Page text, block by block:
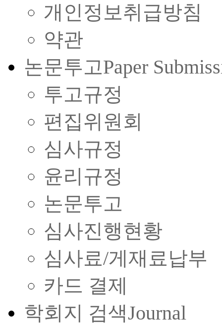
개인정보취급방침
약관
논문투고Paper
투고규정
편집위원회
심사규정
윤리규정
논문투고
심사진행현황
심사료/게재료납부
카드 결제
학회지 검색Journal